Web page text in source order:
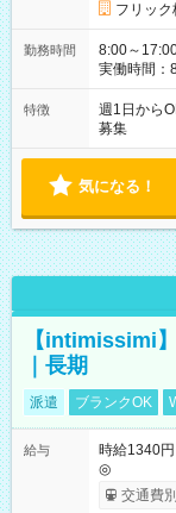
フリック
勤務時間
8:00～
実働時間：8
募集は行っ
特徴
週1日から
募集
気になる！
【intimissimi
｜長期
派遣 ブランクOK
給与
時給1340
◎
交通費